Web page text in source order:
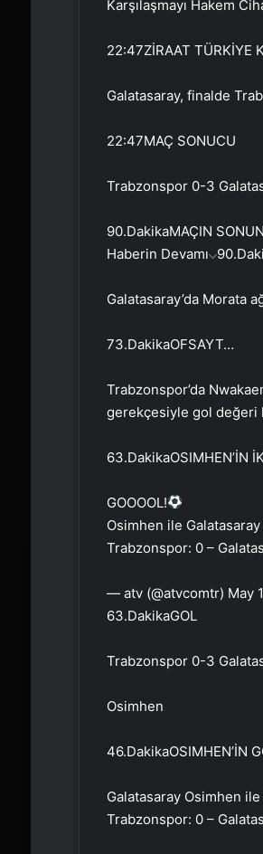
Karşılaşmayı Hakem
22:47ZİRAAT TÜRKİYE
Galatasaray, finalde
22:47MAÇ SONUCU
Trabzonspor 0-3
90.DakikaMAÇIN
Haberin Devamı
Galatasaray’da Morata
73.DakikaOFSAYT…
Trabzonspor’da
gerekçesiyle gol değeri
63.DakikaOSIMHEN’İN
GOOOOL!
Osimhen ile Galatasaray
Trabzonspor: 0 –
— atv (@atvcomtr) May
63.DakikaGOL
Trabzonspor 0-3
Osimhen
46.DakikaOSIMHEN’İN
Galatasaray Osimhen
Trabzonspor: 0 –